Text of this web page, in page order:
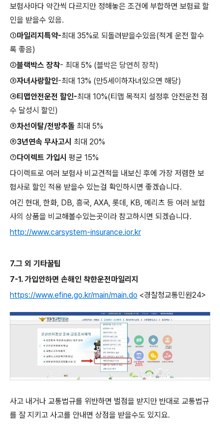
보험사마다 약간씩 다르지만 정해놓은 조건에 부합하면 보험료 할
인을 받을수 있음.
①마일리지특약-최대 35%로 되돌려받을수있음(적게 운전 할수
록 좋음)
②블랙박스 장착- 최대 5% (블박은 당연히 장착)
③자녀사랑할인-최대 13% (만5세이하자녀있으면 해당)
④티맵안전운전 할인-최대 10%(티맵 목적지 설정후 안전운전 점
수 달성시 할인)
⑤차선이탈/전방추돌 최대 5%
⑥3년연속 무사고시 최대 20%
⑦다이렉트 가입시 평균 15%
다이렉트로 여러 보험사 비교견적을 내보신 후에 가장 저렴한 보
험사로 할인 적용 받을수 있는걸 확인하시면 좋겠습니다.
여긴 현대, 한화, DB, 흥국, AXA, 롯데, KB, 메리츠 등 여러 보험
사의 상품을 비교해볼수있는곳이라 참고하시면 되겠습니다.
http://www.carsystem-insurance.ior.kr
7.그 외 기타꿀팁
7-1. 가입안하면 손해인 착한운전마일리지
https://www.efine.go.kr/main/main.do <경찰청교통민원24>
사고 내거나 교통법규를 위반하면 벌점을 받지만 반대로 교통법규
를 잘 지키고 사고를 안내면 상점을 받을수도 있지요.